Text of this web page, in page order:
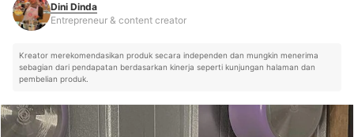
Dini Dinda
Entrepreneur & content creator
Kreator merekomendasikan produk secara independen dan mungkin menerima
sebagian dari pendapatan berdasarkan kinerja seperti kunjungan halaman dan
pembelian produk.